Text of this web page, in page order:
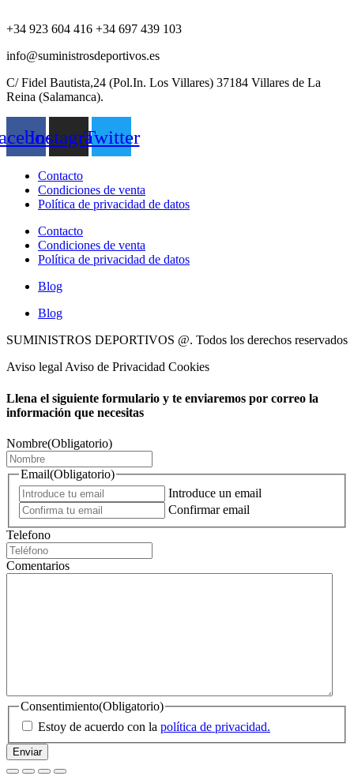
+34 923 604 416 +34 697 439 103
info@suministrosdeportivos.es
C/ Fidel Bautista,24 (Pol.In. Los Villares) 37184 Villares de La
Reina (Salamanca).
InstagramTwitter
Contacto
Condiciones de venta
Política de privacidad de datos
Contacto
Condiciones de venta
Política de privacidad de datos
Blog
Blog
SUMINISTROS DEPORTIVOS @. Todos los derechos reservados
Aviso legal Aviso de Privacidad Cookies
Llena el siguiente formulario y te enviaremos por correo la
información que necesitas
Nombre(Obligatorio)
Email(Obligatorio)
Introduce un email
Confirmar email
Telefono
Comentarios
Consentimiento(Obligatorio)
Estoy de acuerdo con la política de privacidad.